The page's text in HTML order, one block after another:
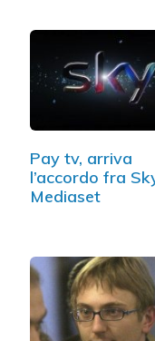
Pay tv, arriva
l’accordo fra
Mediaset